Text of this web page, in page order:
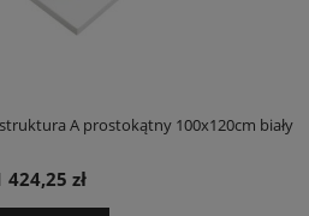
A prostokątny 100x120cm biały
424,25 zł